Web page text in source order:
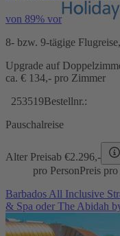
von 89% vor
8- bzw. 9-tägige
Upgrade auf
ca. € 134,- pro Zimmer
253519Bestellnr.:
Pauschalreise
Alter Preisab €2.296,-
pro PersonPreis pro
Barbados All Inclusive
& Spa oder The Abidah